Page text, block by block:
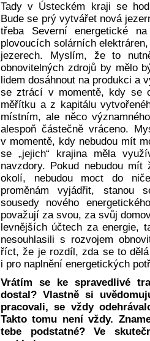
Tady v Ústeckém kraji se
Bude se prý vytvářet nová
třeba Severní energetické
plovoucích solárních
jezerech. Myslím, že to
obnovitelných zdrojů by mělo
lidem dosáhnout na produkci a
se ztrácí v momentě, kdy se
měřítku a z kapitálu
místním, ale něco
alespoň částečně vráceno.
v momentě, kdy nebudou mít
se „jejich“ krajina měla
navzdory. Pokud nebudou
okolí, nebudou moct do
proměnám vyjádřit, stanou
sousedy nového
považují za svou, za svůj
levnějších účtech za energie,
nesouhlasili s rozvojem
říct, že je rozdíl, zda se to
i pro naplnění energetických
Vrátím se ke spravedlivé
dostal? Vlastně si
pracovali, se vždy
Takto tomu není vždy.
tebe podstatné? Ve